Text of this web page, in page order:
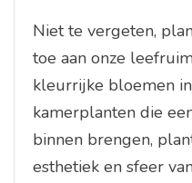
Niet te vergeten,
toe aan onze
kleurrijke bloemen
kamerplanten die
binnen brengen,
esthetiek en sfeer